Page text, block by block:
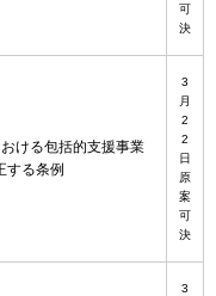
可
決
ける包括的支援事業
する条例
3
月
2
2
日
原
案
可
決
3